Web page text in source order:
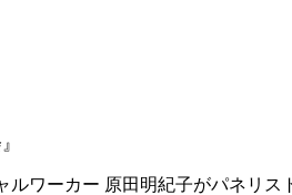
』
ワーカー 原田明紀子がパネリス